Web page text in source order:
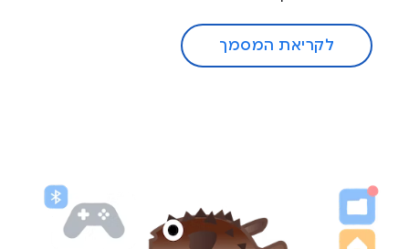
לקריאת המסמך